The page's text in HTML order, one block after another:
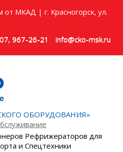
МКАД | г. Красногорск, ул.
967-26-21
info@cko-msk.ru
ОБОРУДОВАНИЯ»
Рефрижераторов для
и Спецтехники